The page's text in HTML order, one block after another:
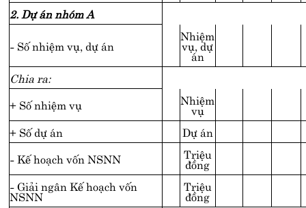
2. Dự án nhóm A
- Số nhiệm vụ, dự án
Nhiệm
vụ, dự
án
Chia ra:
+ Số nhiệm vụ
Nhiệm
vụ
+ Số dự án
Dự án
- Kế hoạch vốn NSNN
Triệu
đồng
- Giải ngân Kế hoạch vốn
NSNN
Triệu
đồng